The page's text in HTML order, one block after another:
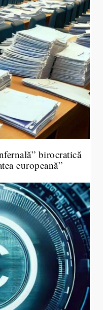
birocratică
europeană”